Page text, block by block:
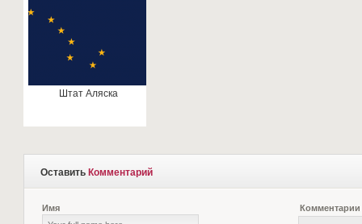
Штат Аляска
ОставитьКомментарий
Имя Комментарии